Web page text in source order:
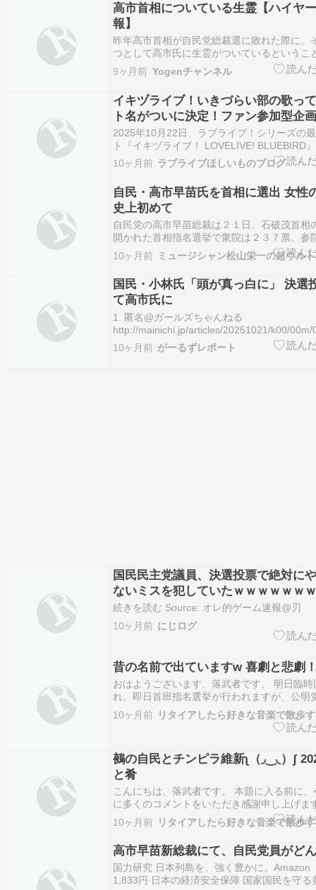
高市首相についている生霊【ハイヤ
報】
昨年高市首相が自民党総裁選に敗れた際に、
つとして高市氏に生霊がついているというこ
た。 『高市早苗氏が敗れた理由【ハイヤー
27日に行われた自民党の総裁選挙は、決選投
破茂元幹事長が新たな総裁に選出されました
果、高市早…
9ヶ月前 Yogenチャンネル
イキヅライブ！いきづらい部の歌っ
ト名がついに決定！ファン参加型企
4つの個性的なグループ名とその由来
2025年10月22日、ラブライブ！シリーズの
ト『イキヅライブ！ LOVELIVE! BLUEBIRD
ュースが飛び込んできました！「いきづらい
イトごとに投稿する「歌ってみた動画」のユ
ァンの投票によってついに決定したんです!!…
10ヶ月前 ラブライブほしいものブログ
自民・高市早苗氏を首相に選出 女性
史上初めて
自民党の高市早苗総裁は２１日、石破茂首相
開かれた首相指名選挙で衆院は２３７票、参
なり１２５票を獲得した。 衆参両院は高市
首相に指名、女性の首相就任は憲政史上初め
半数は２３３。 会派別にみると、自民党は
組む日本…
10ヶ月前 ミュージシャン松山栄一の超ウル
国民・小林氏「頭が真っ白に」 決選
て高市氏に
1. 匿名@ガールズちゃんねる
http://mainichi.jp/articles/20251021/k00/00m/
国民民主は決選投票になった場合、無効票と
票することを申し合わせていた。 小林氏は
10ヶ月前 がーるずレポート
国民民主党議員、決選投票で絶対に
ないミスを犯していたｗｗｗｗｗｗ
続きを読む Source: オレ的ゲーム速報@刃
10ヶ月前 にじログ
昔の名前で出ていますw 喜劇と悲劇
おはようございます、落武者です。 明日臨
れ、即日首班指名選挙が行われますが、公明
混沌とした状況になってしまいました。いい
ちが、あっちでコソコソこっちでコソコソと
ている姿は見っとも無いと、冷めた目で見つ
10ヶ月前 リタイアしたら好きな音楽で散歩
鵺の自民とチンピラ維新ʅ（◞‿◟）ʃ
と肴
こんにちは、落武者です。 本題に入る前に
に多くのコメントをいただき感謝申し上げま
い季節になり、火を扱う機会も増えますので
り扱いには注意しましょう。「注意一秒、怪
いますし、この標語は火の用心にも通じます
て、10/…
10ヶ月前 リタイアしたら好きな音楽で散歩
高市早苗新総裁にて、自民党員がど
国力研究 日本列島を、強く豊かに。Amazon
1,833円 日本の経済安全保障 国家国民を守る